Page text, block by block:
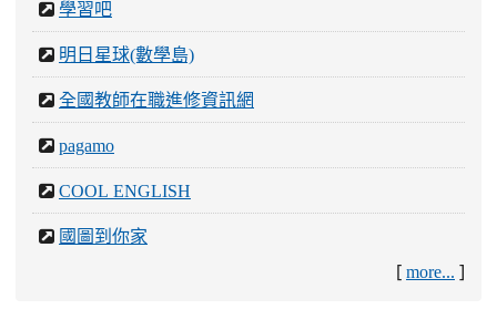
學習吧
明日星球(數學島)
全國教師在職進修資訊網
pagamo
COOL ENGLISH
國圖到你家
[ more... ]